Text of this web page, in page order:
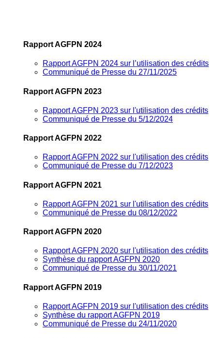
Rapport AGFPN 2024
Rapport AGFPN 2024 sur l’utilisation des crédits
Communiqué de Presse du 27/11/2025
Rapport AGFPN 2023
Rapport AGFPN 2023 sur l'utilisation des crédits
Communiqué de Presse du 5/12/2024
Rapport AGFPN 2022
Rapport AGFPN 2022 sur l'utilisation des crédits
Communiqué de Presse du 7/12/2023
Rapport AGFPN 2021
Rapport AGFPN 2021 sur l'utilisation des crédits
Communiqué de Presse du 08/12/2022
Rapport AGFPN 2020
Rapport AGFPN 2020 sur l'utilisation des crédits
Synthèse du rapport AGFPN 2020
Communiqué de Presse du 30/11/2021
Rapport AGFPN 2019
Rapport AGFPN 2019 sur l'utilisation des crédits
Synthèse du rapport AGFPN 2019
Communiqué de Presse du 24/11/2020